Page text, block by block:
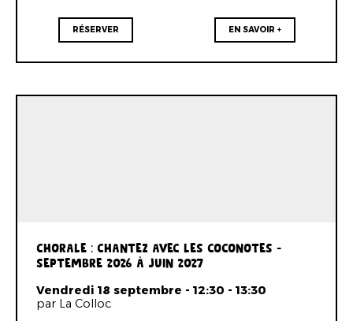
RÉSERVER EN SAVOIR +
CHORALE : CHANTEZ AVEC LES COCONOTES -
SEPTEMBRE 2026 À JUIN 2027
Vendredi 18 septembre - 12:30 - 13:30
par La Colloc